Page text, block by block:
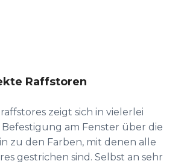
Raffstoren
zeigt sich in vielerlei
am Fenster über die
zu den Farben, mit denen alle
gestrichen sind. Selbst an sehr